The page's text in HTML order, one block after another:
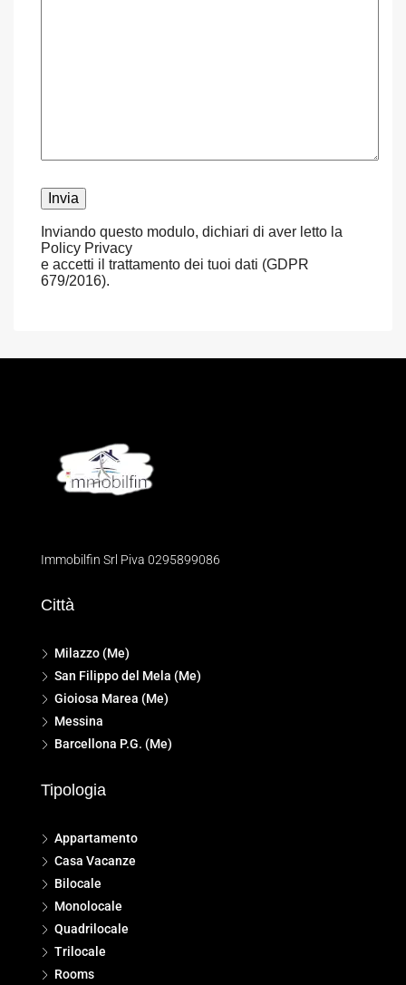
Inviando questo modulo, dichiari di aver letto la
Policy Privacy
e accetti il trattamento dei tuoi dati (GDPR
679/2016).
Immobilfin Srl Piva 0295899086
Città
Milazzo (Me)
San Filippo del Mela (Me)
Gioiosa Marea (Me)
Messina
Barcellona P.G. (Me)
Tipologia
Appartamento
Casa Vacanze
Bilocale
Monolocale
Quadrilocale
Trilocale
Rooms